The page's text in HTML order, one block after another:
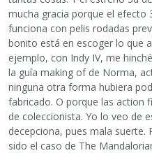
mucha gracia porque el efecto
funciona con pelis rodadas
bonito está en escoger lo que
ejemplo, con Indy IV, me
la guía making of de Norma,
ninguna otra forma hubiera
fabricado. O porque las action
de coleccionista. Yo lo veo de
decepciona, pues mala
sido el caso de The